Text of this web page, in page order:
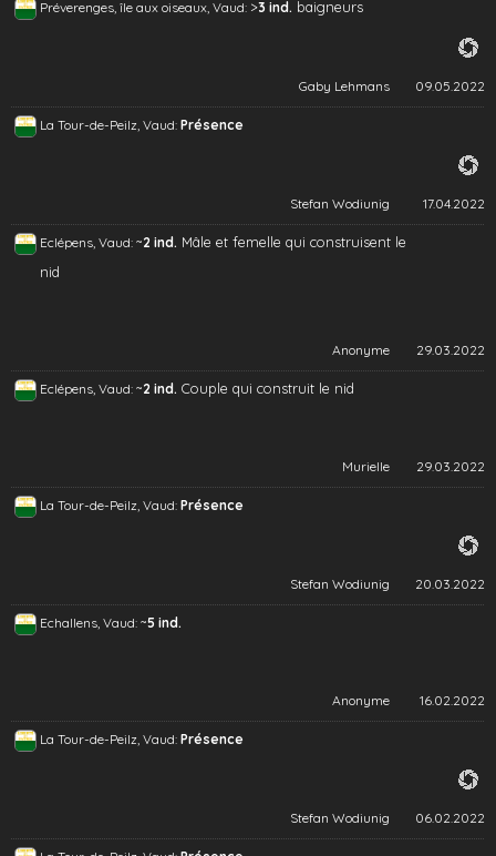
Préverenges, île aux oiseaux, Vaud: >3 ind. baigneurs
Gaby Lehmans 09.05.2022
La Tour-de-Peilz, Vaud: Présence
Stefan Wodiunig 17.04.2022
Eclépens, Vaud: ~2 ind. Mâle et femelle qui construisent le
nid
Anonyme 29.03.2022
Eclépens, Vaud: ~2 ind. Couple qui construit le nid
Murielle 29.03.2022
La Tour-de-Peilz, Vaud: Présence
Stefan Wodiunig 20.03.2022
Echallens, Vaud: ~5 ind.
Anonyme 16.02.2022
La Tour-de-Peilz, Vaud: Présence
Stefan Wodiunig 06.02.2022